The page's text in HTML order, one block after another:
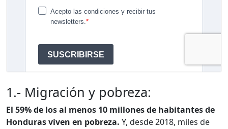
1.- Migración y pobreza:
El 59% de los al menos 10 millones de habitantes de
Honduras viven en pobreza. Y, desde 2018, miles de